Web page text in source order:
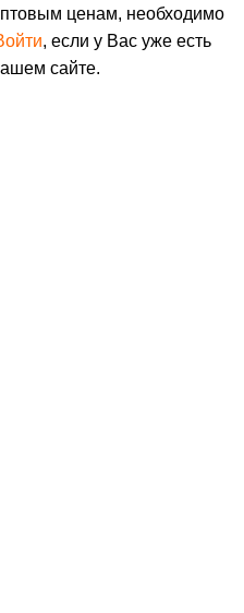
ценам, необходимо
, если у Вас уже есть
сайте.